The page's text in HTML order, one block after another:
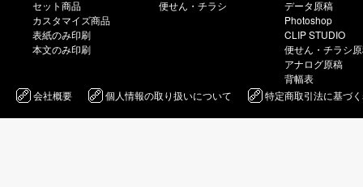
セット商品
カスタマイズ商品
表紙のみ印刷
本文のみ印刷
便せん・チラシ
データ原稿
Photoshop
CLIP STUDIO
便せん・チラシ
アナログ原稿
背幅表
会社概要
個人情報の取り扱いについて 特定商取引法に基づ